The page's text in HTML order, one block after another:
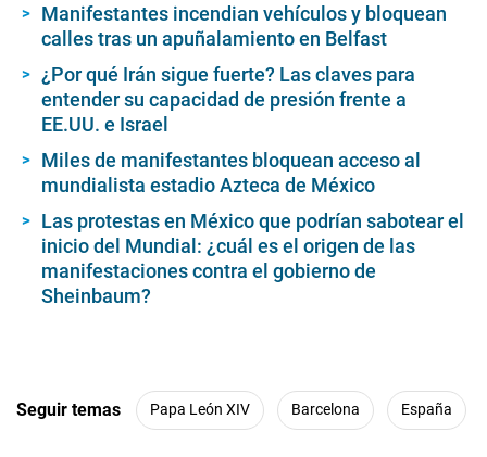
Manifestantes incendian vehículos y bloquean
calles tras un apuñalamiento en Belfast
¿Por qué Irán sigue fuerte? Las claves para
entender su capacidad de presión frente a
EE.UU. e Israel
Miles de manifestantes bloquean acceso al
mundialista estadio Azteca de México
Las protestas en México que podrían sabotear el
inicio del Mundial: ¿cuál es el origen de las
manifestaciones contra el gobierno de
Sheinbaum?
Seguir temas Papa León XIV Barcelona España